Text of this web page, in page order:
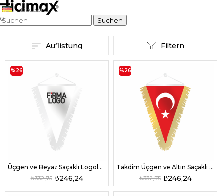
Deutsch
0
Filtern
Auflistung
Üçgen ve Beyaz Saçaklı Logolu Bayrak
₺246,24
₺332,75
%26
Takdim Üçgen ve Altın Saçaklı Türk Bayrağı
₺246,24
₺332,75
%26